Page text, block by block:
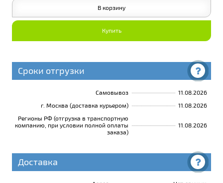
В корзину
Купить
Сроки отгрузки
Самовывоз
11.08.2026
г. Москва (доставка курьером)
11.08.2026
Регионы РФ (отгрузка в транспортную
компанию, при условии полной оплаты
заказа)
11.08.2026
Доставка